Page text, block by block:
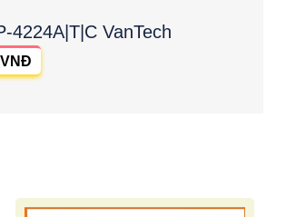
4224A|T|C VanTech